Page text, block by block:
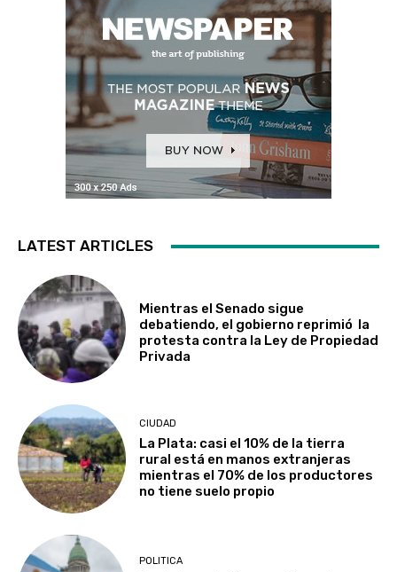
LATEST ARTICLES
Mientras el Senado sigue
debatiendo, el gobierno reprimió la
protesta contra la Ley de Propiedad
Privada
CIUDAD
La Plata: casi el 10% de la tierra
rural está en manos extranjeras
mientras el 70% de los productores
no tiene suelo propio
POLITICA